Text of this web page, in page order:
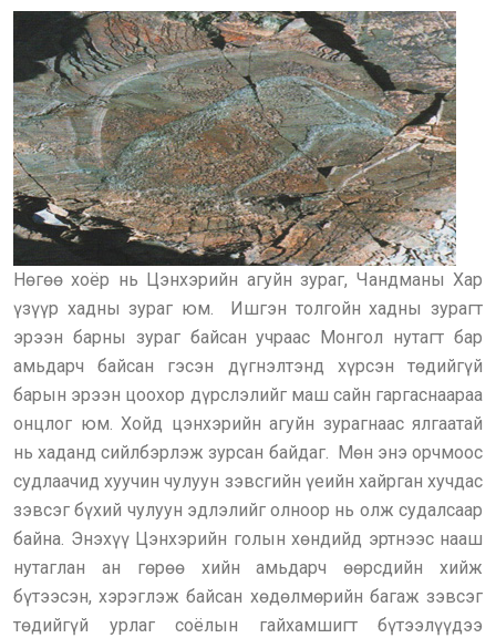
Нөгөө хоёр нь Цэнхэрийн агуйн зураг, Чандманы Хар
үзүүр хадны зураг юм. Ишгэн толгойн хадны зурагт
эрээн барны зураг байсан учраас Монгол нутагт бар
амьдарч байсан гэсэн дүгнэлтэнд хүрсэн төдийгүй
барын эрээн цоохор дүрслэлийг маш сайн гаргаснаараа
онцлог юм. Хойд цэнхэрийн агуйн зурагнаас ялгаатай
нь хаданд сийлбэрлэж зурсан байдаг. Мөн энэ орчмоос
судлаачид хуучин чулуун зэвсгийн үеийн хайрган хучдас
зэвсэг бүхий чулуун эдлэлийг олноор нь олж судалсаар
байна. Энэхүү Цэнхэрийн голын хөндийд эртнээс нааш
нутаглан ан гөрөө хийн амьдарч өөрсдийн хийж
бүтээсэн, хэрэглэж байсан хөдөлмөрийн багаж зэвсэг
төдийгүй урлаг соёлын гайхамшигт бүтээлүүдээ